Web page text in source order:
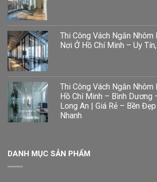
Thi Công Vách Ngăn Nhôm
Nơi Ở Hồ Chí Minh – Uy
Thi Công Vách Ngăn Nhôm
Hồ Chí Minh – Bình Dương
Long An | Giá Rẻ – Bền
Nhanh
DANH MỤC SẢN PHẨM